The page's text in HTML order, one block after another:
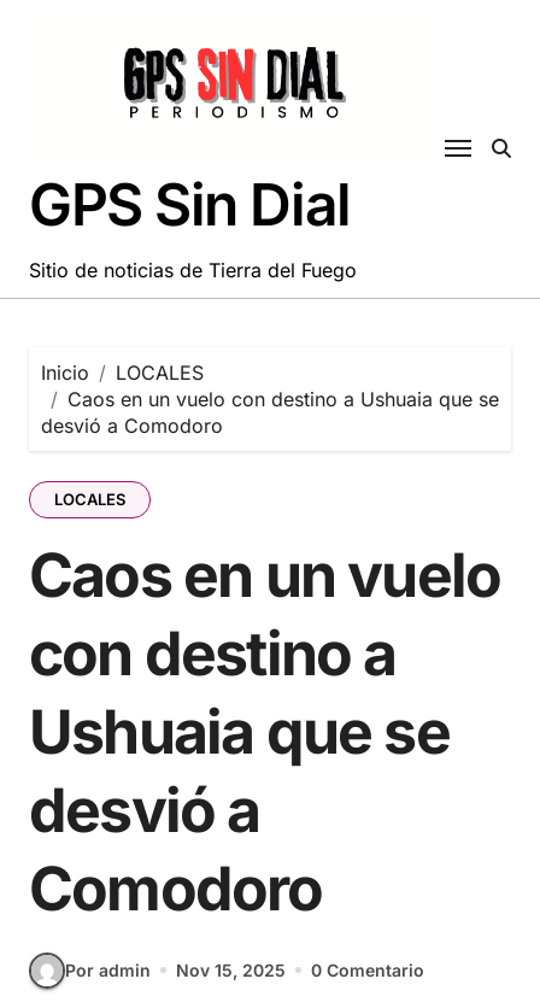
GPS Sin Dial
Sitio de noticias de Tierra del Fuego
Inicio
LOCALES
Caos en un vuelo con destino a Ushuaia que se
desvió a Comodoro
LOCALES
Caos en un vuelo
con destino a
Ushuaia que se
desvió a
Comodoro
Por admin Nov 15, 2025 0 Comentario